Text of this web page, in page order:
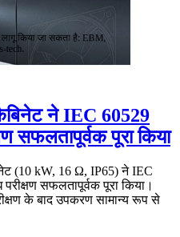
किया जा सकता है: EBM,
tech.
ने IEC 60529
सफलतापूर्वक पूरा किया
(10 kW, 16 Ω, IP65) ने IEC
सफलतापूर्वक पूरा किया।
के बाद उपकरण सामान्य रूप से